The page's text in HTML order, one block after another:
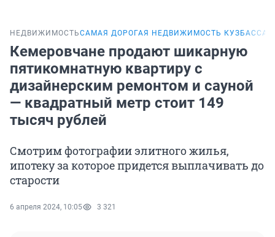
НЕДВИЖИМОСТЬСАМАЯ ДОРОГАЯ НЕДВИЖИМОСТЬ КУЗБАССА
Кемеровчане продают шикарную
пятикомнатную квартиру с
дизайнерским ремонтом и сауной
— квадратный метр стоит 149
тысяч рублей
Смотрим фотографии элитного жилья,
ипотеку за которое придется выплачивать до
старости
6 апреля 2024, 10:05 3 321